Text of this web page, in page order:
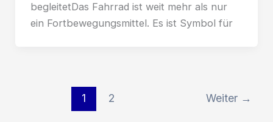
begleitetDas Fahrrad ist weit mehr als nur
ein Fortbewegungsmittel. Es ist Symbol für
1 2 Weiter →